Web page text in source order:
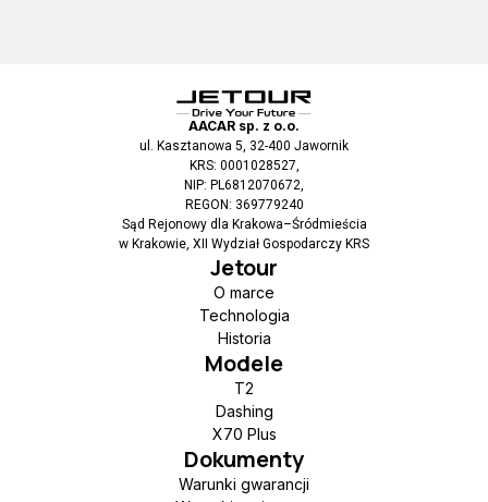
AACAR sp. z o.o.
ul. Kasztanowa 5, 32-400 Jawornik
KRS: 0001028527,
NIP: PL6812070672,
REGON: 369779240
Sąd Rejonowy dla Krakowa–Śródmieścia
w Krakowie, XII Wydział Gospodarczy KRS
Jetour
O marce
Technologia
Historia
Modele
T2
Dashing
X70 Plus
Dokumenty
Warunki gwarancji